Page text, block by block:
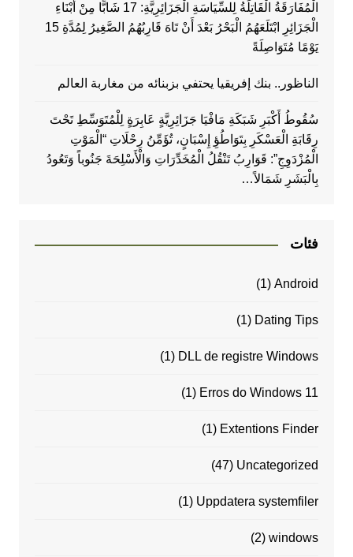
الْمُفَارَقَةُ الْقَاتِلَةُ لِلسِّيَاسَةِ الْجَزَائِرِيَّةِ: 17 شَابًّا مِنْ أَبْنَاءِ
الْجَزَائِرِ ابْتَلَعَهُمُ الْبَحْرُ بَعْدَ أَنْ تَاهَ قَارِبُهُمُ الصَّغِيرُ لِمُدَّةِ 15
يَوْمًا مُتَوَاصِلَةً
الناظور.. بنك إفريقيا يحتفي بزبنائه من مغاربة العالم
سُقُوطُ أَكْبَرِ شَبَكَةِ مَافْيَا جَزَائِرِيَّةٍ عَابِرَةٍ لِلْمُتَوَسِّطِ تَحْتَ
رِقَابَةِ الْعَسْكَرِ بِتَوَاطُؤِ إِسْبَانٍ، تُؤَمِّنُ رِحْلَاتِ “الْمَوْتِ
الْمُزْدَوِجِ”: قَوَارِبُ تَنْقُلُ الْمُخَدِّرَاتِ وَالْأَسْلِحَةَ جَنُوباً وَتَعُودُ
بِالْبَشَرِ شَمَالاً…
فئات
Android
(1)
Dating Tips
(1)
DLL de registre Windows
(1)
Erros do Windows 11
(1)
Extentions Finder
(1)
Uncategorized
(47)
Uppdatera systemfiler
(1)
windows
(2)